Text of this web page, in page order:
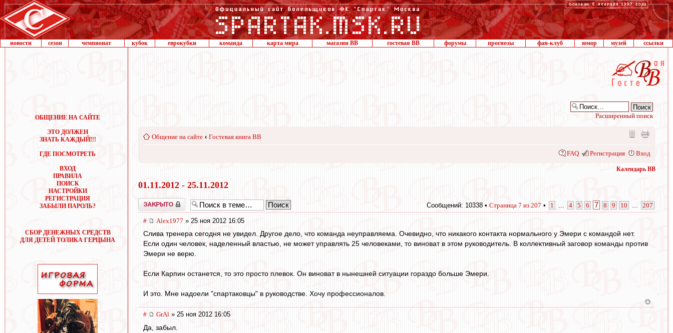
новости сезон чемпионат кубок еврокубки команда карта мира магазин ВВ гостевая ВВ форумы прогнозы фан-клуб юмор музей ссылки
ОБЩЕНИЕ НА САЙТЕ
ЭТО ДОЛЖЕН
ЗНАТЬ КАЖДЫЙ!!!
ГДЕ ПОСМОТРЕТЬ
ВХОД
ПРАВИЛА
ПОИСК
НАСТРОЙКИ
РЕГИСТРАЦИЯ
ЗАБЫЛИ ПАРОЛЬ?
СБОР ДЕНЕЖНЫХ СРЕДСТВ
ДЛЯ ДЕТЕЙ ТОЛИКА ГЕРЦЫНА
Расширенный поиск
Общение на сайте ‹ Гостевая книга ВВ
FAQ Регистрация Вход
Календарь ВВ
01.11.2012 - 25.11.2012
Закрыто Сообщений: 10338 • Страница 7 из 207 • 1 4 5 6 7 8 9 10 207
# Alex1977 » 25 ноя 2012 16:05
Слива тренера сегодня не увидел. Другое дело, что команда неуправляема. Очевидно, что никакого контакта нормального у Эмери с командой нет.
Если один человек, наделенный властью, не может управлять 25 человеками, то виноват в этом руководитель. В коллективный заговор команды против
Эмери не верю.
Если Карпин останется, то это просто плевок. Он виноват в нынешней ситуации гораздо больше Эмери.
И это. Мне надоели "спартаковцы" в руководстве. Хочу профессионалов.
# GrAl » 25 ноя 2012 16:05
Да, забыл.